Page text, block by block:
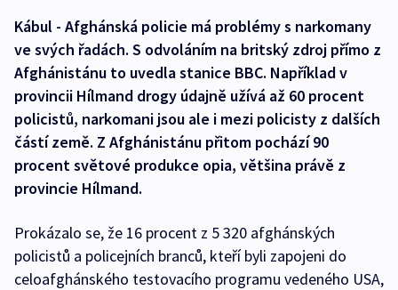
Kábul - Afghánská policie má problémy s narkomany
ve svých řadách. S odvoláním na britský zdroj přímo z
Afghánistánu to uvedla stanice BBC. Například v
provincii Hílmand drogy údajně užívá až 60 procent
policistů, narkomani jsou ale i mezi policisty z dalších
částí země. Z Afghánistánu přitom pochází 90
procent světové produkce opia, většina právě z
provincie Hílmand.
Prokázalo se, že 16 procent z 5 320 afghánských
policistů a policejních branců, kteří byli zapojeni do
celoafghánského testovacího programu vedeného USA,